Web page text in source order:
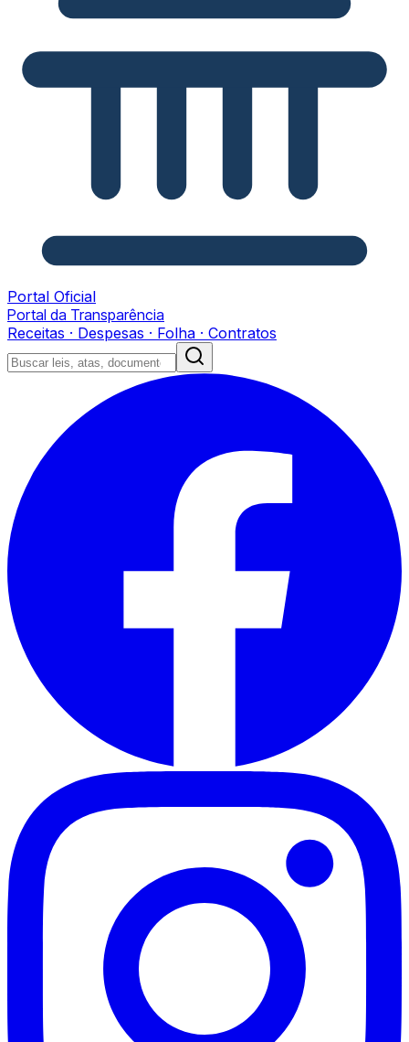
Portal Oficial
Portal da Transparência
Receitas · Despesas · Folha · Contratos